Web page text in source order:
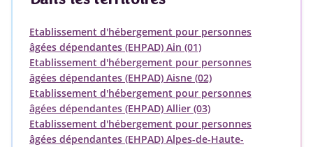
Etablissement d'hébergement pour personnes
âgées dépendantes (EHPAD) Ain (01)
Etablissement d'hébergement pour personnes
âgées dépendantes (EHPAD) Aisne (02)
Etablissement d'hébergement pour personnes
âgées dépendantes (EHPAD) Allier (03)
Etablissement d'hébergement pour personnes
âgées dépendantes (EHPAD) Alpes-de-Haute-